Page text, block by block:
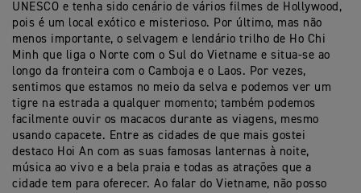
UNESCO e tenha sido cenário de vários filmes de Hollywood,
pois é um local exótico e misterioso. Por último, mas não
menos importante, o selvagem e lendário trilho de Ho Chi
Minh que liga o Norte com o Sul do Vietname e situa-se ao
longo da fronteira com o Camboja e o Laos. Por vezes,
sentimos que estamos no meio da selva e podemos ver um
tigre na estrada a qualquer momento; também podemos
facilmente ouvir os macacos durante as viagens, mesmo
usando capacete. Entre as cidades de que mais gostei
destaco Hoi An com as suas famosas lanternas à noite,
música ao vivo e a bela praia e todas as atrações que a
cidade tem para oferecer. Ao falar do Vietname, não posso